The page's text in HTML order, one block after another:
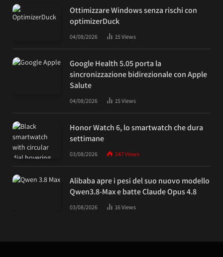
Ottimizzare Windows senza rischi con
optimizerDuck
04/08/2026 15Views
Google Health 5.05 porta la
sincronizzazione bidirezionale con Apple
Salute
04/08/2026 15Views
Honor Watch 6, lo smartwatch che dura
settimane
03/08/2026 247Views
Alibaba apre i pesi del suo nuovo modello
Qwen3.8-Max e batte Claude Opus 4.8
03/08/2026 16Views